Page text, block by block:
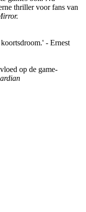
thriller voor fans van
- Ernest
op de game-